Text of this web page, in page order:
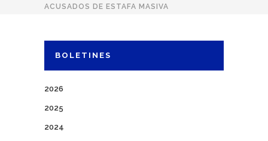
ACUSADOS DE ESTAFA MASIVA
BOLETINES
2026
2025
2024